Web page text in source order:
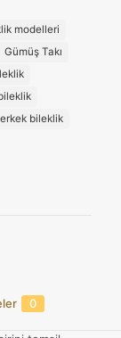
modelleri
Gümüş Takı
erkek bileklik
0